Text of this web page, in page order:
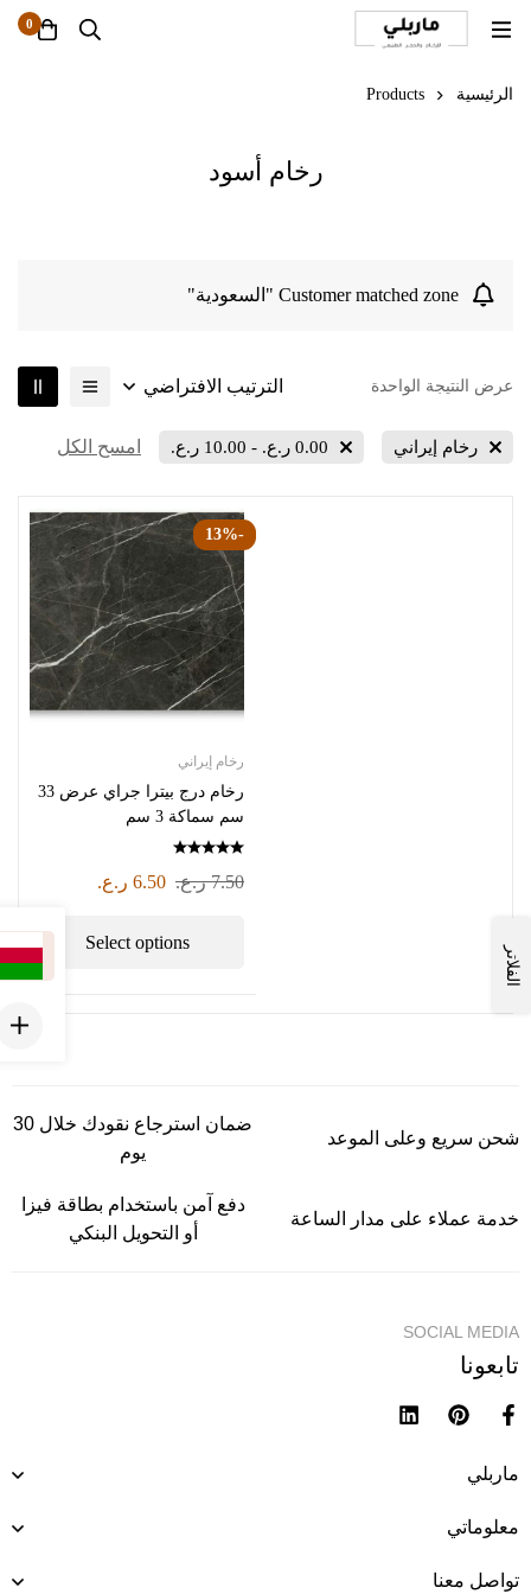
0
الرئيسية Products
رخام أسود
الفلاتر
Customer matched zone "السعودية"
عرض النتيجة الواحدة الترتيب الافتراضي
رخام إيراني 0.00 ر.ع. -
10.00 ر.ع. امسح الكل
-13%
رخام إيراني
رخام درج بيترا جراي عرض 33
سم سماكة 3 سم
7.50 ر.ع. 6.50 ر.ع.
Select options
شحن سريع وعلى الموعد
ضمان استرجاع نقودك خلال 30
يوم
خدمة عملاء على مدار الساعة
دفع آمن باستخدام بطاقة فيزا
أو التحويل البنكي
ماربلي
معلوماتي
SOCIAL MEDIA
تابعونا
تواصل معنا